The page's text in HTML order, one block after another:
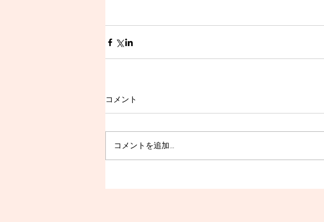
コメント
コメントを追加…